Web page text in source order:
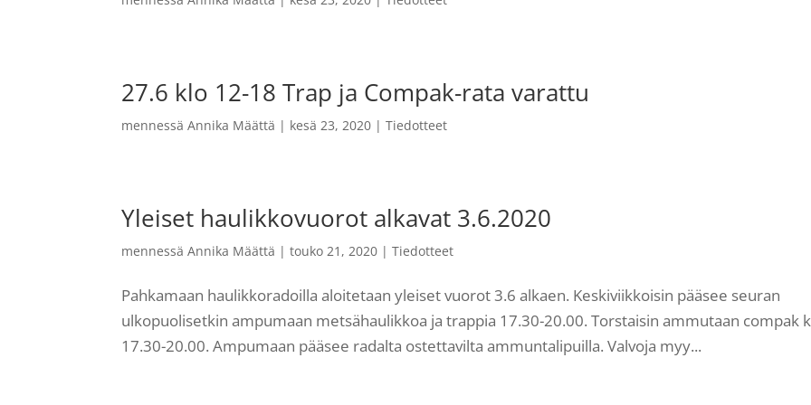
27.6 klo 12-18 Trap ja Compak-rata varattu
mennessäAnnika Määttä | kesä 23, 2020 |Tiedotteet
Yleiset haulikkovuorot alkavat 3.6.2020
mennessäAnnika Määttä |touko 21, 2020 |Tiedotteet
Pahkamaan haulikkoradoilla aloitetaan yleiset vuorot 3.6 alkaen. Keskiviikkoisin pääsee seuran
ulkopuolisetkin ampumaan metsähaulikkoa ja trappia 17.30-20.00. Torstaisin ammutaan compak
17.30-20.00. Ampumaan pääsee radalta ostettavilta ammuntalipuilla. Valvoja myy...